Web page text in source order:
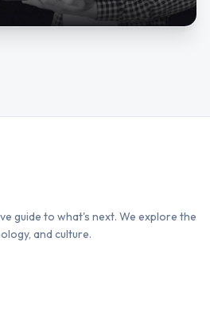
guide to what's next. We explore the
and culture.